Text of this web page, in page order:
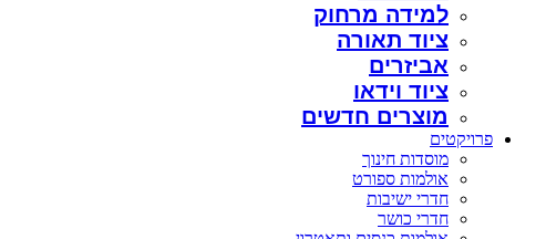
למידה מרחוק
ציוד תאורה
אביזרים
ציוד וידאו
מוצרים חדשים
פרויקטים
מוסדות חינוך
אולמות ספורט
חדרי ישיבות
חדרי כושר